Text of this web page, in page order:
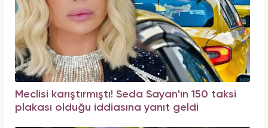
Meclisi karıştırmıştı! Seda Sayan'ın 150 taksi
plakası olduğu iddiasına yanıt geldi